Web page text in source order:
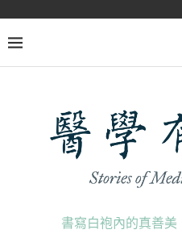
書寫白袍內的真善美